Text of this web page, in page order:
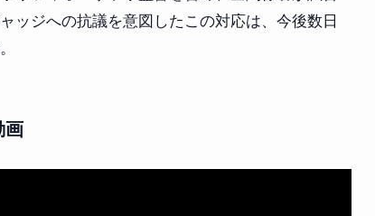
ッジへの抗議を意図したこの対応は、今後数日
画